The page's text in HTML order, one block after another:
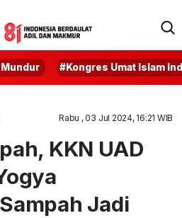
#Kongres Umat Islam
Rabu , 03 Jul 2024, 16:21 WIB
KKN UAD
Jadi